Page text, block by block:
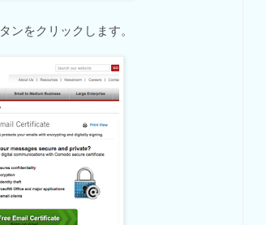
ンをクリックします。